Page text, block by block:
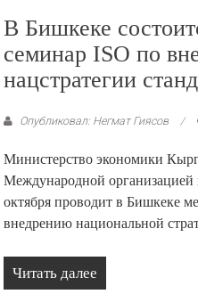
В Бишкеке
семинар ISO по
нацстратегии
Опубликовал: Негмат Гиясов
Министерство экономики
Международной организацией
октября проводит в Бишкеке
внедрению национальной
Читать далее